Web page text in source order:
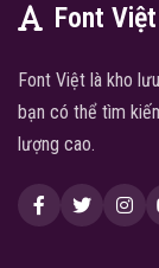
Font
Font Việt là kho
bạn có thể tìm
lượng cao.